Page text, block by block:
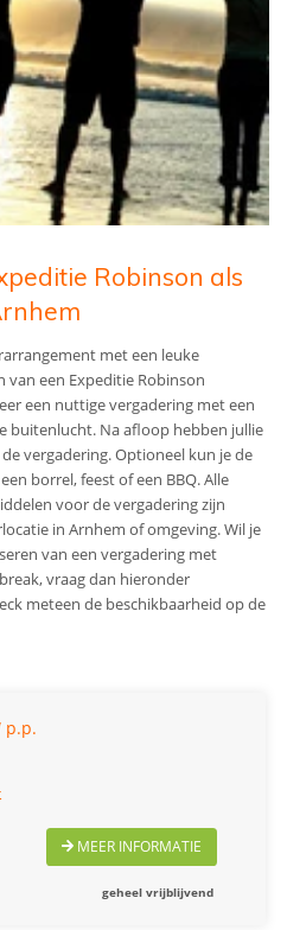
Robinson als
met een leuke
van een Expeditie Robinson
een nuttige vergadering met een
buitenlucht. Na afloop hebben jullie
vergadering. Optioneel kun je de
borrel, feest of een BBQ. Alle
voor de vergadering zijn
in Arnhem of omgeving. Wil je
van een vergadering met
vraag dan hieronder
meteen de beschikbaarheid op de
p.p.
MEER INFORMATIE
geheel vrijblijvend